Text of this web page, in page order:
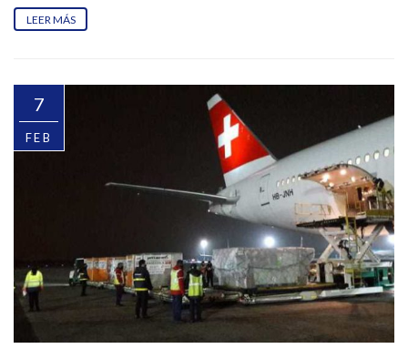
LEER MÁS
7
FEB